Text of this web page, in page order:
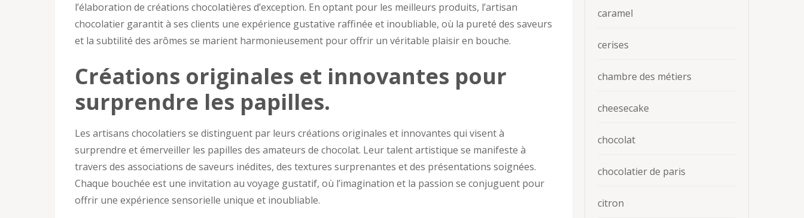
l’élaboration de créations chocolatières d’exception. En optant pour les meilleurs produits, l’artisan
chocolatier garantit à ses clients une expérience gustative raffinée et inoubliable, où la pureté des saveurs
et la subtilité des arômes se marient harmonieusement pour offrir un véritable plaisir en bouche.
Créations originales et innovantes pour
surprendre les papilles.
Les artisans chocolatiers se distinguent par leurs créations originales et innovantes qui visent à
surprendre et émerveiller les papilles des amateurs de chocolat. Leur talent artistique se manifeste à
travers des associations de saveurs inédites, des textures surprenantes et des présentations soignées.
Chaque bouchée est une invitation au voyage gustatif, où l’imagination et la passion se conjuguent pour
offrir une expérience sensorielle unique et inoubliable.
caramel
cerises
chambre des métiers
cheesecake
chocolat
chocolatier de paris
citron